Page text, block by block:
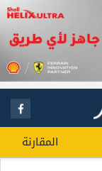
المقارنة